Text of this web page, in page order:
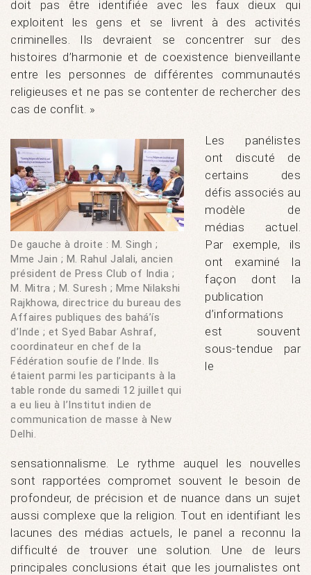
doit pas être identifiée avec les faux dieux qui
exploitent les gens et se livrent à des activités
criminelles. Ils devraient se concentrer sur des
histoires d’harmonie et de coexistence bienveillante
entre les personnes de différentes communautés
religieuses et ne pas se contenter de rechercher des
cas de conflit. »
De gauche à droite : M. Singh ;
Mme Jain ; M. Rahul Jalali, ancien
président de Press Club of India ;
M. Mitra ; M. Suresh ; Mme Nilakshi
Rajkhowa, directrice du bureau des
Affaires publiques des bahá’ís
d’Inde ; et Syed Babar Ashraf,
coordinateur en chef de la
Fédération soufie de l’Inde. Ils
étaient parmi les participants à la
table ronde du samedi 12 juillet qui
a eu lieu à l’Institut indien de
communication de masse à New
Delhi.
Les panélistes
ont discuté de
certains des
défis associés au
modèle de
médias actuel.
Par exemple, ils
ont examiné la
façon dont la
publication
d’informations
est souvent
sous-tendue par
le
sensationnalisme. Le rythme auquel les nouvelles
sont rapportées compromet souvent le besoin de
profondeur, de précision et de nuance dans un sujet
aussi complexe que la religion. Tout en identifiant les
lacunes des médias actuels, le panel a reconnu la
difficulté de trouver une solution. Une de leurs
principales conclusions était que les journalistes ont